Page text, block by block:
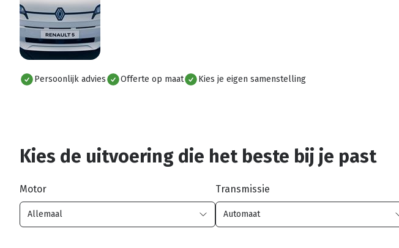
Alles bekijken
Persoonlijk advies Offerte op maat Kies je eigen samenstelling
Kies de uitvoering die het beste bij je past
Motor Transmissie